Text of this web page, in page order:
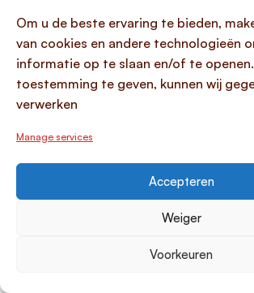
Om u de beste ervaring te bieden,
van cookies en andere technologieën
informatie op te slaan en/of te
toestemming te geven, kunnen wij
verwerken
Manage services
Accepteren
Weiger
Voorkeuren
Stap 4: Leg afspraken
voorbeeld
Het schriftelijk vastleggen van
verder gaat dan alleen het vermijden van
familieruzies. Hoewel eerdere stappen
leenbedrag, de rente en de looptijd al
bepaald, dient een complete
formeel bewijs voor de
zakelijke lening gaat en niet om een